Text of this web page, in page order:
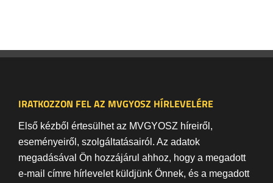
IRATKOZZON FEL AZ MVGYOSZ HÍRLEVELÉRE
Első kézből értesülhet az MVGYOSZ híreiről,
eseményeiről, szolgáltatásairól. Az adatok
megadásával Ön hozzájárul ahhoz, hogy a megadott
e-mail címre hírlevelet küldjünk Önnek, és a megadott